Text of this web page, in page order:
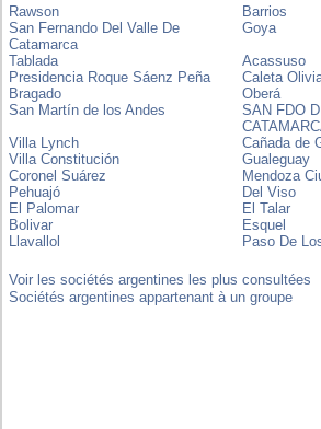
Rawson
Barrios
San Fernando Del Valle De
Catamarca
Goya
Tablada
Acassuso
Presidencia Roque Sáenz Peña
Caleta
Bragado
Oberá
San Martín de los Andes
SAN FDO
Villa Lynch
Cañada de
Villa Constitución
Gualeguay
Coronel Suárez
Mendoza
Pehuajó
Del Viso
El Palomar
El Talar
Bolivar
Esquel
Llavallol
Paso De
Voir les sociétés argentines les plus consultées
Sociétés argentines appartenant à un groupe